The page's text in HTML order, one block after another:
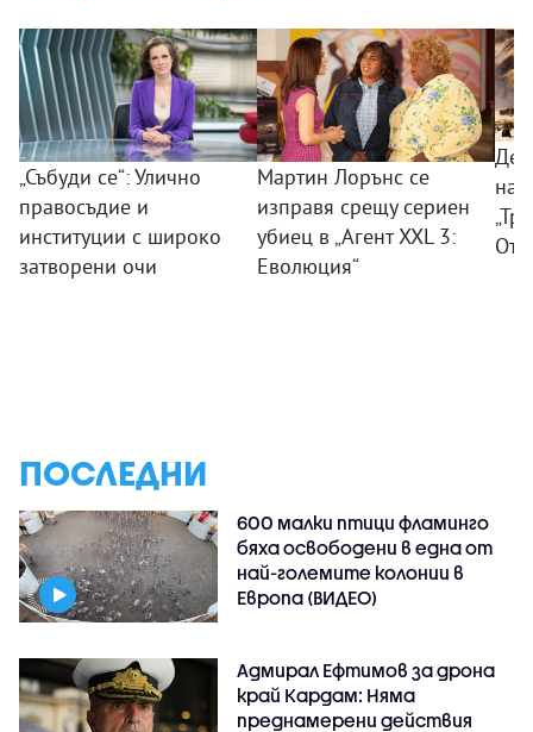
„Събуди се“: Улично
правосъдие и
институции с широко
затворени очи
Мартин Лорънс се
изправя срещу сериен
убиец в „Агент XXL 3:
Еволюция“
на
ПОСЛЕДНИ
600 малки птици фламинго
бяха освободени в една от
най-големите колонии в
Европа (ВИДЕО)
Адмирал Ефтимов за дрона
край Кардам: Няма
преднамерени действия